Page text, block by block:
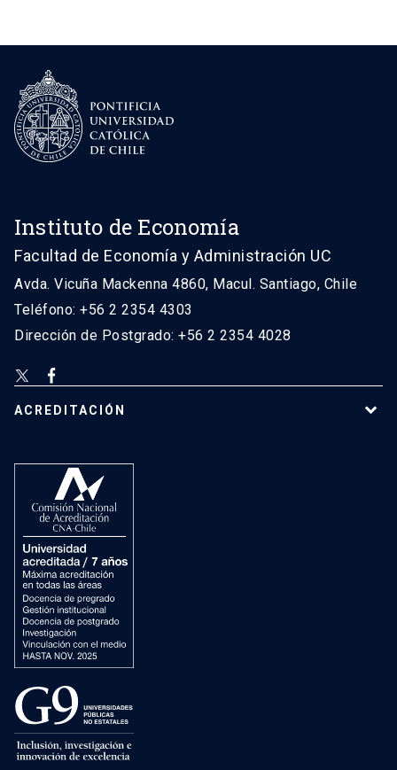
Instituto de Economía
Facultad de Economía y Administración UC
Avda. Vicuña Mackenna 4860, Macul. Santiago, Chile
Teléfono: +56 2 2354 4303
Dirección de Postgrado: +56 2 2354 4028
ACREDITACIÓN